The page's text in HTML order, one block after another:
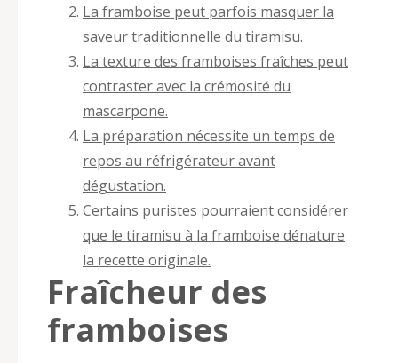
La framboise peut parfois masquer la
saveur traditionnelle du tiramisu.
La texture des framboises fraîches peut
contraster avec la crémosité du
mascarpone.
La préparation nécessite un temps de
repos au réfrigérateur avant
dégustation.
Certains puristes pourraient considérer
que le tiramisu à la framboise dénature
la recette originale.
Fraîcheur des
framboises